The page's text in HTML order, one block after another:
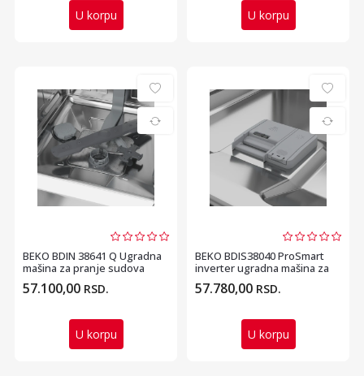
U korpu U korpu
BEKO BDIN 38641 Q Ugradna
mašina za pranje sudova
57.100,00 RSD.
U korpu
BEKO BDIS38040 ProSmart
inverter ugradna mašina za
pranje sudova
57.780,00 RSD.
U korpu